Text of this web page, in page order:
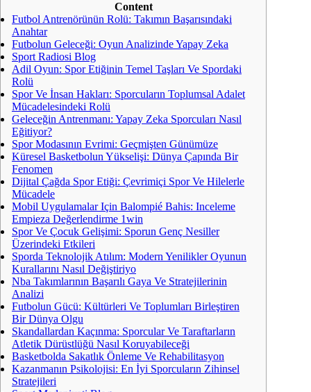
Content
Futbol Antrenörünün Rolü: Takımın Başarısındaki
Anahtar
Futbolun Geleceği: Oyun Analizinde Yapay Zeka
Sport Radiosi Blog
Adil Oyun: Spor Etiğinin Temel Taşları Ve Spordaki
Rolü
Spor Ve İnsan Hakları: Sporcuların Toplumsal Adalet
Mücadelesindeki Rolü
Geleceğin Antrenmanı: Yapay Zeka Sporcuları Nasıl
Eğitiyor?
Spor Modasının Evrimi: Geçmişten Günümüze
Küresel Basketbolun Yükselişi: Dünya Çapında Bir
Fenomen
Dijital Çağda Spor Etiği: Çevrimiçi Spor Ve Hilelerle
Mücadele
Mobil Uygulamalar Için Balompié Bahis: Inceleme
Empieza Değerlendirme 1win
Spor Ve Çocuk Gelişimi: Sporun Genç Nesiller
Üzerindeki Etkileri
Sporda Teknolojik Atılım: Modern Yenilikler Oyunun
Kurallarını Nasıl Değiştiriyo
Nba Takımlarının Başarılı Gaya Ve Stratejilerinin
Analizi
Futbolun Gücü: Kültürleri Ve Toplumları Birleştiren
Bir Dünya Olgu
Skandallardan Kaçınma: Sporcular Ve Taraftarların
Atletik Dürüstlüğü Nasıl Koruyabileceği
Basketbolda Sakatlık Önleme Ve Rehabilitasyon
Kazanmanın Psikolojisi: En İyi Sporcuların Zihinsel
Stratejileri